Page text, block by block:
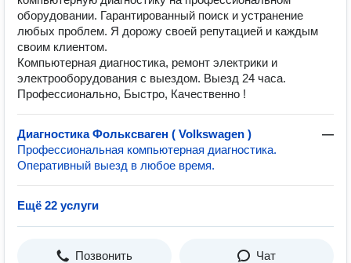
оборудовании. Гарантированный поиск и устранение
любых проблем. Я дорожу своей репутацией и каждым
своим клиентом.
Компьютерная диагностика, ремонт электрики и
электрооборудования с выездом. Выезд 24 часа.
Профессионально, Быстро, Качественно !
Диагностика Фольксваген ( Volkswagen )
—
Профессиональная компьютерная диагностика.
Оперативный выезд в любое время.
Ещё 22 услуги
Позвонить Чат